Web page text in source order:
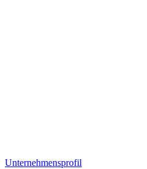
Unternehmensprofil